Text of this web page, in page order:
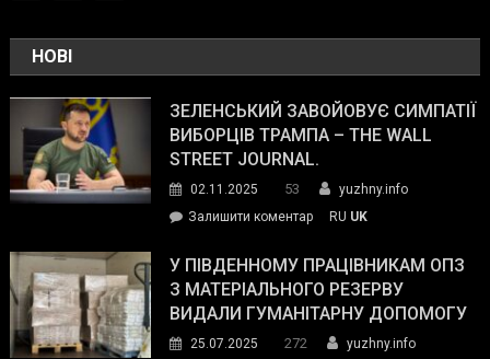
НОВІ
ЗЕЛЕНСЬКИЙ ЗАВОЙОВУЄ СИМПАТІЇ
ВИБОРЦІВ ТРАМПА – THE WALL
STREET JOURNAL.
02.11.2025 53
yuzhny.info
Залишити коментарon
завойовує
симпатії
виборців
RU UK
У ПІВДЕННОМУ ПРАЦІВНИКАМ ОПЗ
З МАТЕРІАЛЬНОГО РЕЗЕРВУ
ВИДАЛИ ГУМАНІТАРНУ ДОПОМОГУ
25.07.2025 272
yuzhny.info